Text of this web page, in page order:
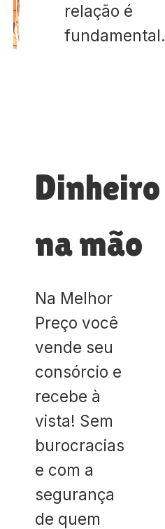
relação é
fundamental.
Dinheiro
na mão
Na Melhor
Preço você
vende seu
consórcio e
recebe à
vista! Sem
burocracias
e com a
segurança
de quem